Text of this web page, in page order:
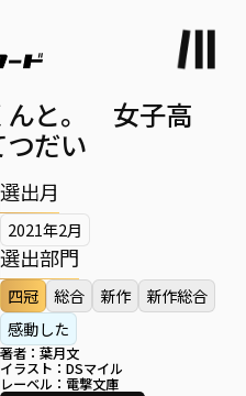
んと。 女子高
だい
選出月
2021年2月
選出部門
四冠 総合 新作
新作総合
感動した
著者： 葉月文
イラスト： DSマイル
レーベル： 電撃文庫